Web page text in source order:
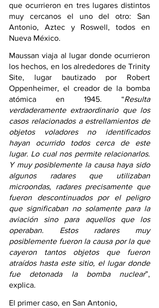
que ocurrieron en tres lugares distintos
muy cercanos el uno del otro: San
Antonio, Aztec y Roswell, todos en
Nueva México.
Maussan viaja al lugar donde ocurrieron
los hechos, en los alrededores de Trinity
Site, lugar bautizado por Robert
Oppenheimer, el creador de la bomba
atómica en 1945. “Resulta
verdaderamente extraordinario que los
casos relacionados a estrellamientos de
objetos voladores no identificados
hayan ocurrido todos cerca de este
lugar. Lo cual nos permite relacionarlos.
Y muy posiblemente la causa haya sido
algunos radares que utilizaban
microondas, radares precisamente que
fueron descontinuados por el peligro
que significaban no solamente para la
aviación sino para aquellos que los
operaban. Estos radares muy
posiblemente fueron la causa por la que
cayeron tantos objetos que fueron
atraídos hasta este sitio, el lugar donde
fue detonada la bomba nuclear”,
explica.
El primer caso, en San Antonio,